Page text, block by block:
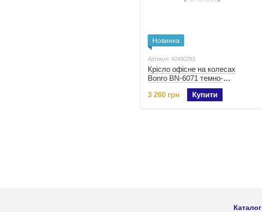
Новинка
Артикул: 42400293
Крісло офісне на колесах
Bonro BN-6071 темно-
коричневий з підставкою для
ніг (42400293)
3 260 грн Купити
Каталог